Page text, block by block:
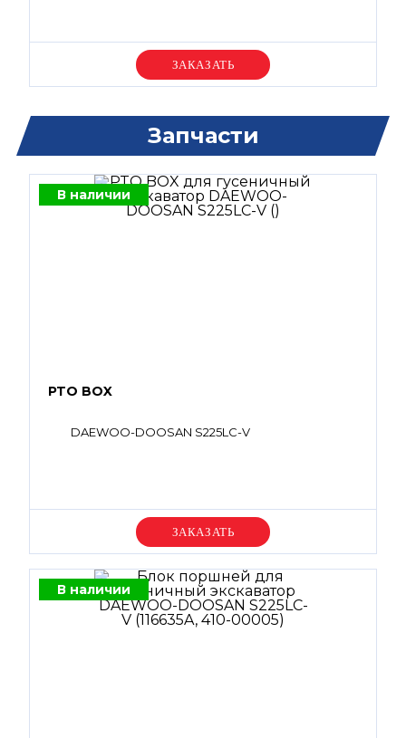
Уточняйте цену
Запчасти
В наличии
PTO BOX
DAEWOO-DOOSAN S225LC-V
Уточняйте цену
В наличии